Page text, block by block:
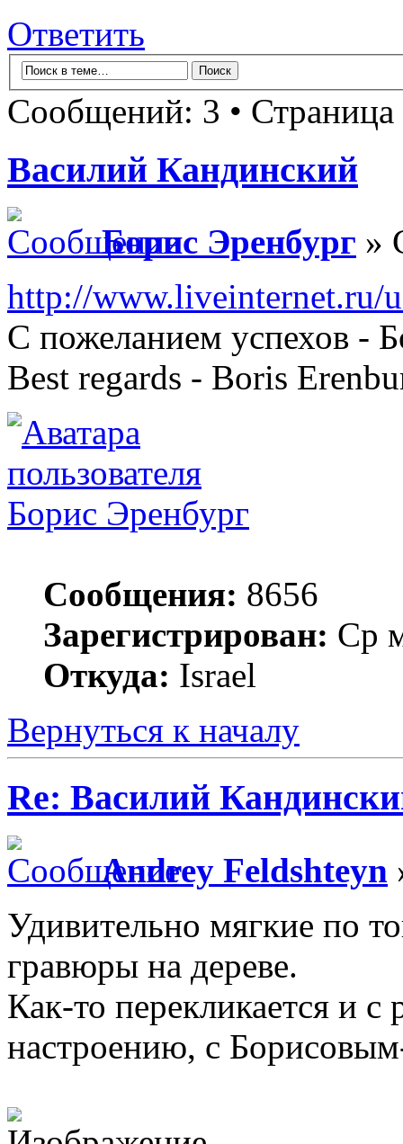
Ответить
Сообщений: 3 • Страница
Василий Кандинский
Борис Эренбург »
http://www.liveinternet.ru/
С пожеланием успехов -
Best regards - Boris
Борис Эренбург
Сообщения: 8656
Зарегистрирован: Ср
Откуда: Israel
Вернуться к началу
Re: Василий
Andrey Feldshteyn
Удивительно мягкие по
гравюры на дереве.
Как-то перекликается и
настроению, с